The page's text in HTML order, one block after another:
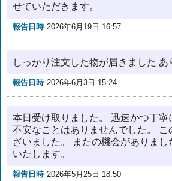
せていただきます。
報告日時 2026年6月19日 16:57
しっかり注文した物が届きました
報告日時 2026年6月3日 15:24
本日受け取りました。 迅速かつ丁寧
不安なことはありませんでした。
ざいました。 またの機会がありま
いたします。
報告日時 2026年5月25日 18:50